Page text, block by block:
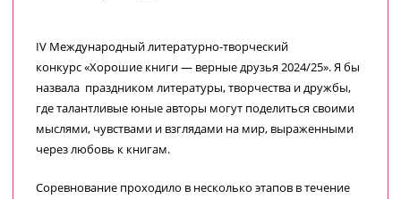
IV Международный литературно-творческий
конкурс «Хорошие книги — верные друзья 2024/25». Я бы
назвала праздником литературы, творчества и дружбы,
где талантливые юные авторы могут поделиться своими
мыслями, чувствами и взглядами на мир, выраженными
через любовь к книгам.
Соревнование проходило в несколько этапов в течение